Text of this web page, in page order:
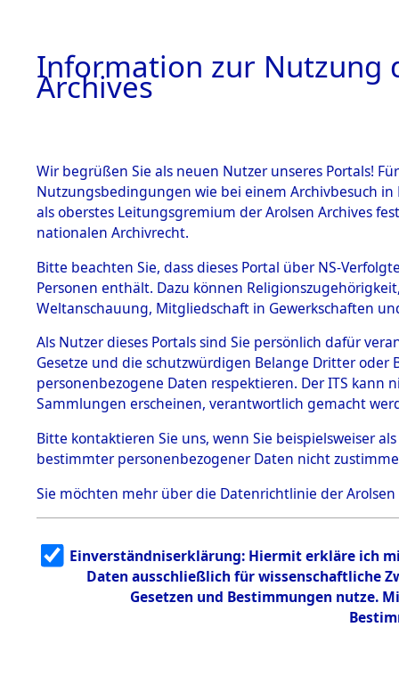
BESTÄNDE
1.
Inhaftierungsdoku
mente
1.2.9 Beim ITS
Effekten
1.2.9.1
Effekten aus
dem KZ
Dachau
1.2.9.2
Effekten aus
dem KZ
Bayerisches
1.2.9.3
Effekten aus
dem KZ
Neuengamm
0001
Einen Kommentar
Information zur Nutzung
Archives
Wir begrüßen Sie als neuen Nutzer unseres Portals!
Nutzungsbedingungen wie bei einem Archivbesuch
als oberstes Leitungsgremium der Arolsen Archives
nationalen Archivrecht.
Bitte beachten Sie, dass dieses Portal über NS-
Personen enthält. Dazu können
Weltanschauung, Mitgliedschaft in Gewerkschaften
Als Nutzer dieses Portals sind Sie persönlich dafür
Gesetze und die schutzwürdigen Belange Dritter
personenbezogene Daten respektieren. Der ITS
Sammlungen erscheinen, verantwortlich gemacht
Bitte kontaktieren Sie uns, wenn Sie beispielsweiser
bestimmter personenbezogener Daten nicht
Sie möchten mehr über die Datenrichtlinie der Arolsen
Einverständniserklärung: Hiermit erkläre ich
Daten ausschließlich für wissenschaftliche
Gesetzen und Bestimmungen nutze.